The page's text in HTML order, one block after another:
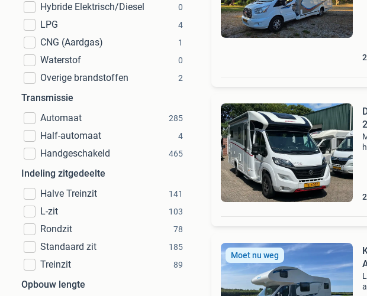
Hybride Elektrisch/Diesel 0
LPG 4
CNG (Aardgas) 1
Waterstof 0
Overige brandstoffen 2
Transmissie
Automaat
285
Half-automaat 4
Handgeschakeld 465
Indeling zitgedeelte
Halve Treinzit
141
L-zit 103
Rondzit 78
Standaard zit 185
Treinzit 89
Opbouw lengte
Moet nu weg